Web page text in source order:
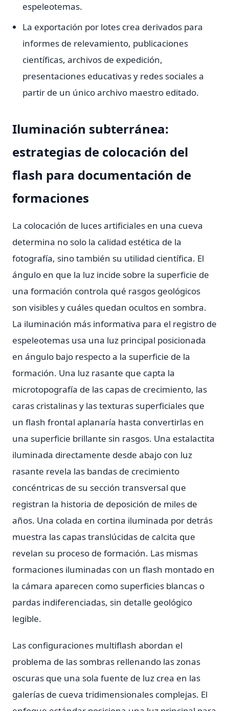
espeleotemas.
La exportación por lotes crea derivados para
informes de relevamiento, publicaciones
científicas, archivos de expedición,
presentaciones educativas y redes sociales a
partir de un único archivo maestro editado.
Iluminación subterránea:
estrategias de colocación del
flash para documentación de
formaciones
La colocación de luces artificiales en una cueva
determina no solo la calidad estética de la
fotografía, sino también su utilidad científica. El
ángulo en que la luz incide sobre la superficie de
una formación controla qué rasgos geológicos
son visibles y cuáles quedan ocultos en sombra.
La iluminación más informativa para el registro de
espeleotemas usa una luz principal posicionada
en ángulo bajo respecto a la superficie de la
formación. Una luz rasante que capta la
microtopografía de las capas de crecimiento, las
caras cristalinas y las texturas superficiales que
un flash frontal aplanaría hasta convertirlas en
una superficie brillante sin rasgos. Una estalactita
iluminada directamente desde abajo con luz
rasante revela las bandas de crecimiento
concéntricas de su sección transversal que
registran la historia de deposición de miles de
años. Una colada en cortina iluminada por detrás
muestra las capas translúcidas de calcita que
revelan su proceso de formación. Las mismas
formaciones iluminadas con un flash montado en
la cámara aparecen como superficies blancas o
pardas indiferenciadas, sin detalle geológico
legible.
Las configuraciones multiflash abordan el
problema de las sombras rellenando las zonas
oscuras que una sola fuente de luz crea en las
galerías de cueva tridimensionales complejas. El